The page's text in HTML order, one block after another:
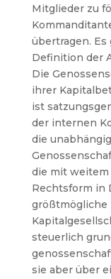
Mitglieder zu
übertragen.
Definition der
Die
ihrer
ist
der internen
die
die mit
Rechtsform in
größtmögliche
steuerlich
sie aber über